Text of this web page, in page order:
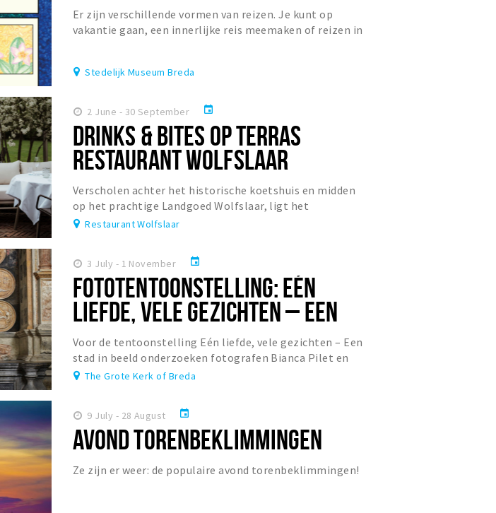
Er zijn verschillende vormen van reizen. Je kunt op
vakantie gaan, een innerlijke reis meemaken of reizen in
Stedelijk Museum Breda
2 June - 30 September event
DRINKS & BITES OP TERRAS
RESTAURANT WOLFSLAAR
Verscholen achter het historische koetshuis en midden
op het prachtige Landgoed Wolfslaar, ligt het
sfeervolle terras van Restaurant Wolfslaar: een ru...
Restaurant Wolfslaar
3 July - 1 November event
FOTOTENTOONSTELLING: EÉN
LIEFDE, VELE GEZICHTEN – EEN
STAD IN BEELD
Voor de tentoonstelling Eén liefde, vele gezichten – Een
stad in beeld onderzoeken fotografen Bianca Pilet en
Stacii Samidin de verbondenheid van inwo...
The Grote Kerk of Breda
9 July - 28 August event
AVOND TORENBEKLIMMINGEN
Ze zijn er weer: de populaire avond torenbeklimmingen!